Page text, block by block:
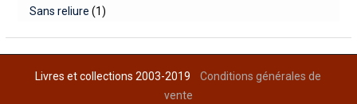
Sans reliure (1)
Livres et collections 2003-2019Conditions générales de
vente